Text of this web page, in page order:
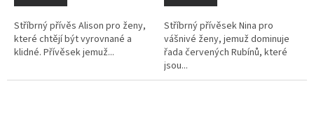
Stříbrný přívěs Alison pro ženy,
které chtějí být vyrovnané a
klidné. Přívěsek jemuž...
Stříbrný přívěsek Nina pro
vášnivé ženy, jemuž dominuje
řada červených Rubínů, které
jsou...